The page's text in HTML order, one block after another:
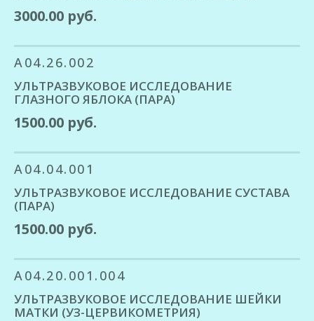
3000.00 руб.
A04.26.002
УЛЬТРАЗВУКОВОЕ ИССЛЕДОВАНИЕ
ГЛАЗНОГО ЯБЛОКА (ПАРА)
1500.00 руб.
A04.04.001
УЛЬТРАЗВУКОВОЕ ИССЛЕДОВАНИЕ СУСТАВА
(ПАРА)
1500.00 руб.
A04.20.001.004
УЛЬТРАЗВУКОВОЕ ИССЛЕДОВАНИЕ ШЕЙКИ
МАТКИ (УЗ-ЦЕРВИКОМЕТРИЯ)